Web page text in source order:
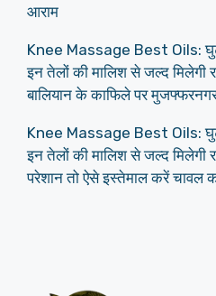
आराम
Knee Massage Best Oils:
इन तेलों की मालिश से जल्द मिलेगी
बालियान के काफिले पर
Knee Massage Best Oils:
इन तेलों की मालिश से जल्द मिलेगी
परेशान तो ऐसे इस्तेमाल करें चावल